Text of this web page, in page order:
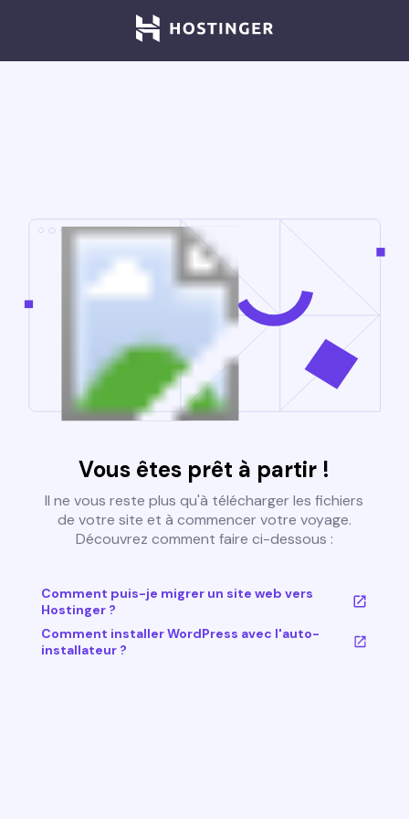
Vous êtes prêt à partir !
Il ne vous reste plus qu'à télécharger les fichiers
de votre site et à commencer votre voyage.
Découvrez comment faire ci-dessous :
Comment puis-je migrer un site web vers
Hostinger ?
Comment installer WordPress avec l'auto-
installateur ?